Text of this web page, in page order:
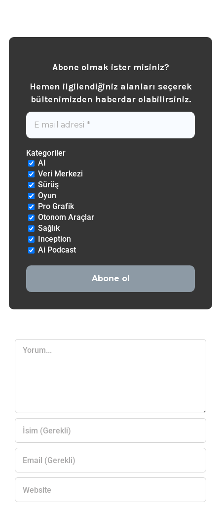
Abone olmak ister misiniz?
Hemen ilgilendiğiniz alanları seçerek
bültenimizden haberdar olabilirsiniz.
Kategoriler
AI
Veri Merkezi
Sürüş
Oyun
Pro Grafik
Otonom Araçlar
Sağlık
Inception
Ai Podcast
Yorum